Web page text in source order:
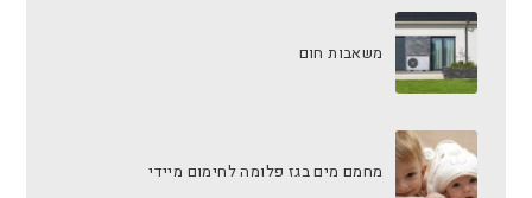
משאבות חום
מחמם מים בגז פלומה לחימום מיידי